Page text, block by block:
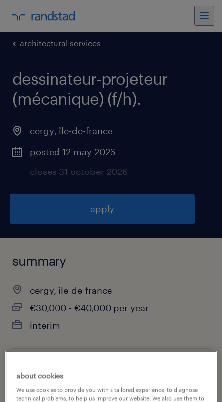
architectural services
dessinateur-projeteur
(mécanique) (f/h).
cergy, île-de-france
posted 12 may 2026
closes 31 october 2026
apply
summary
cergy, île-de-france
€30,000 - €40,000 per year
interim
job category
architectural services
about cookies
We use cookies to provide you with a tailored experience, to diagnose
technical problems, to help us improve our website. We also use them to